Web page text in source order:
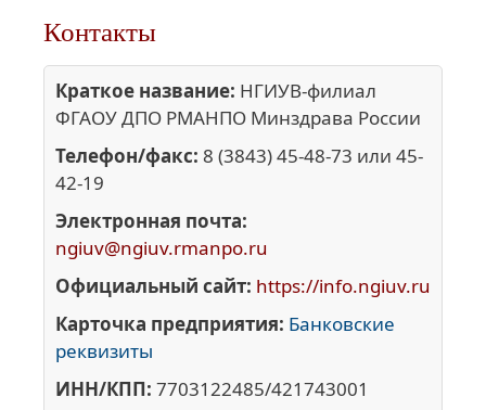
Контакты
Краткое название: НГИУВ-филиал
ФГАОУ ДПО РМАНПО Минздрава России
Телефон/факс: 8 (3843) 45-48-73 или 45-
42-19
Электронная почта:
ngiuv@ngiuv.rmanpo.ru
Официальный сайт: https://info.ngiuv.ru
Карточка предприятия: Банковские
реквизиты
ИНН/КПП: 7703122485/421743001